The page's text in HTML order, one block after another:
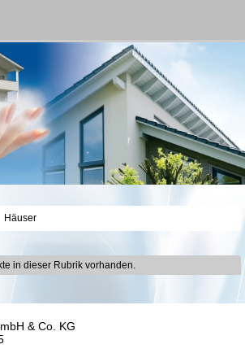
Häuser
in dieser Rubrik vorhanden.
& Co. KG